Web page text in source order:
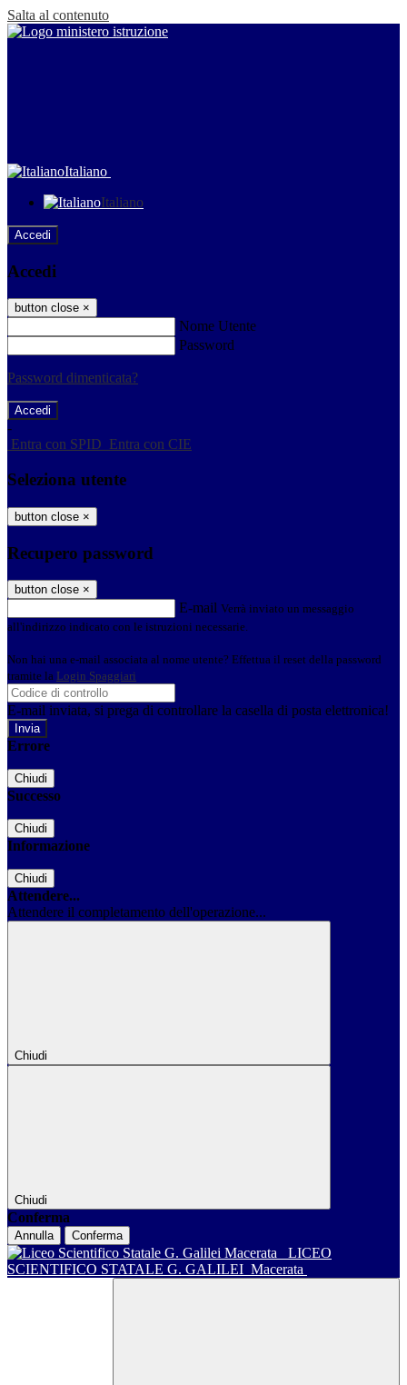
Salta al contenuto
Italiano
Italiano
Accedi
Accedi
button close ×
Nome Utente
Password
Password dimenticata?
-
Entra con SPID Entra con CIE
Seleziona utente
button close ×
Recupero password
button close ×
E-mail Verrà inviato un messaggio
all'indirizzo indicato con le istruzioni necessarie.
Non hai una e-mail associata al nome utente? Effettua il reset della password
tramite la Login Spaggiari
E-mail inviata, si prega di controllare la casella di posta elettronica!
Errore
Chiudi
Successo
Chiudi
Informazione
Chiudi
Attendere...
Attendere il completamento dell'operazione...
Chiudi
Chiudi
Conferma
Annulla Conferma
LICEO
SCIENTIFICO STATALE G. GALILEI Macerata